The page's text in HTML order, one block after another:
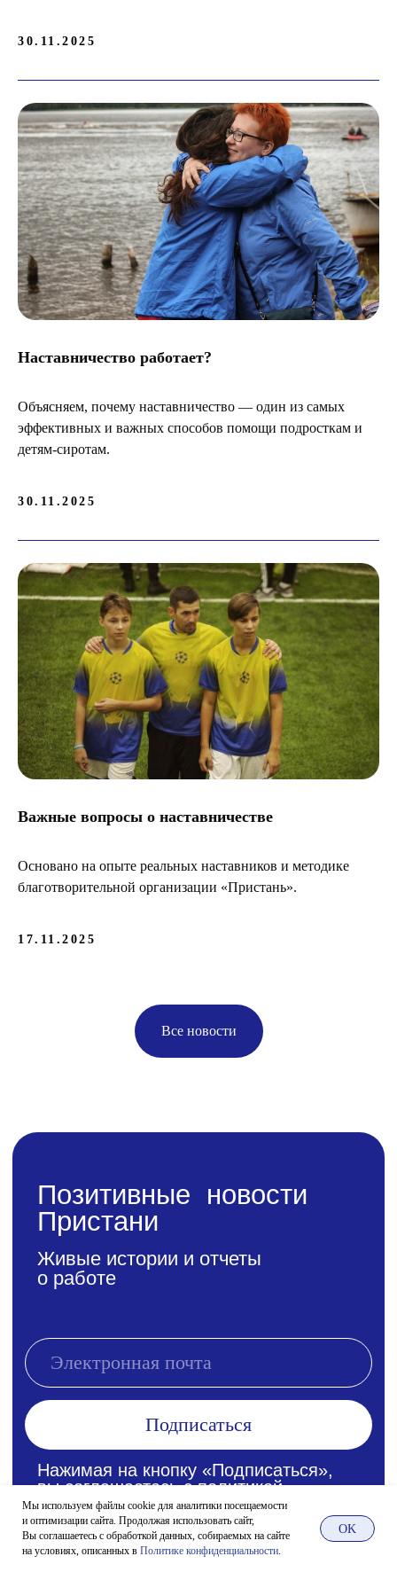
30.11.2025
Наставничество работает?
Объясняем, почему наставничество — один из самых
эффективных и важных способов помощи подросткам и
детям-сиротам.
30.11.2025
Важные вопросы о наставничестве
Основано на опыте реальных наставников и методике
благотворительной организации «Пристань».
17.11.2025
Все новости
Мы используем файлы cookie для аналитики посещаемости
и оптимизации сайта. Продолжая использовать сайт,
Вы соглашаетесь с обработкой данных, собираемых на сайте
на условиях, описанных в Политике конфиденциальности.
OK